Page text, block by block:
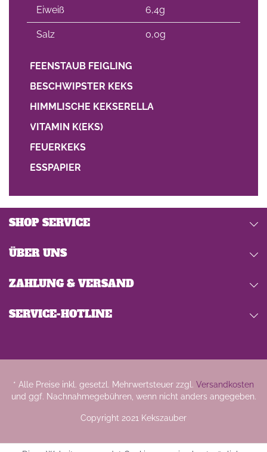
Eiweiß 6,4g
Salz 0,0g
FEENSTAUB FEIGLING
BESCHWIPSTER KEKS
HIMMLISCHE KEKSERELLA
VITAMIN K(EKS)
FEUERKEKS
ESSPAPIER
SERVICE-HOTLINE
SHOP SERVICE
ÜBER UNS
ZAHLUNG & VERSAND
* Alle Preise inkl. gesetzl. Mehrwertsteuer zzgl. Versandkosten
und ggf. Nachnahmegebühren, wenn nicht anders angegeben.
Copyright 2021 Kekszauber